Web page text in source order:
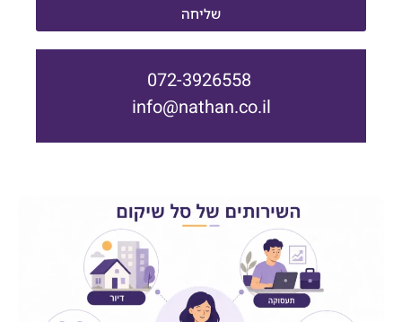
שליחה
072-3926558
info@nathan.co.il